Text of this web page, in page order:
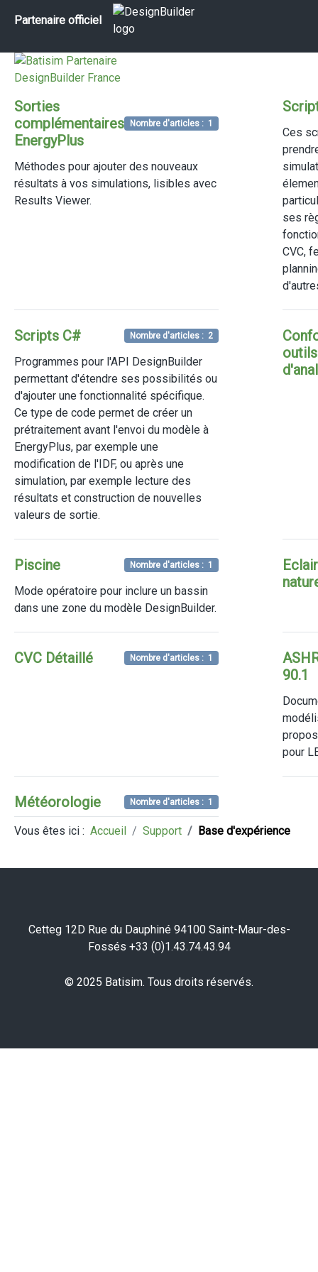
Partenaire officiel
Sorties
complémentaires
EnergyPlus
Nombre d'articles : 1
Méthodes pour ajouter des nouveaux
résultats à vos simulations, lisibles avec
Results Viewer.
Ces
ses
CVC,
Scripts C# Nombre d'articles : 2
Programmes pour l'API DesignBuilder
permettant d'étendre ses possibilités ou
d'ajouter une fonctionnalité spécifique.
Ce type de code permet de créer un
prétraitement avant l'envoi du modèle à
EnergyPlus, par exemple une
modification de l'IDF, ou après une
simulation, par exemple lecture des
résultats et construction de nouvelles
valeurs de sortie.
outils
Piscine Nombre d'articles : 1
Mode opératoire pour inclure un bassin
dans une zone du modèle DesignBuilder.
CVC Détaillé Nombre d'articles : 1
90.1
pour
Météorologie Nombre d'articles : 1
Vous êtes ici : Accueil Support Base d'expérience
Cetteg 12D Rue du Dauphiné 94100 Saint-Maur-des-
Fossés +33 (0)1.43.74.43.94
© 2025 Batisim. Tous droits réservés.